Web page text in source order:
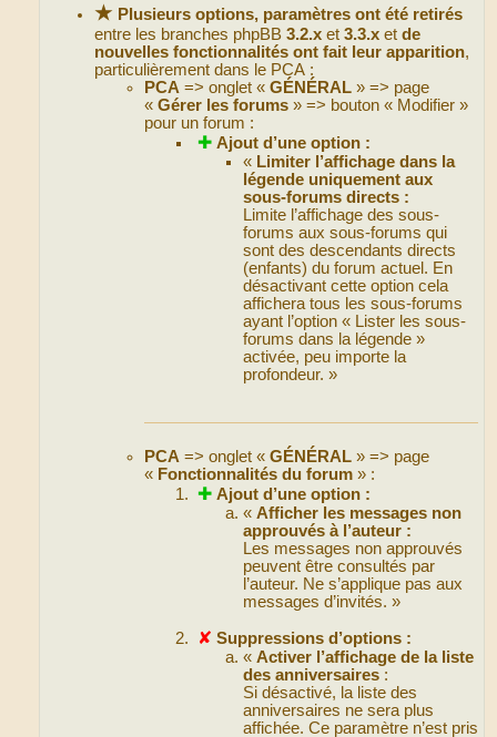
★ Plusieurs options, paramètres ont été retirés
entre les branches phpBB3.2.x et3.3.x etde
nouvelles fonctionnalités ont fait leur apparition,
particulièrement dans le PCA :
PCA => onglet « GÉNÉRAL» => page
« Gérer les forums» => bouton « Modifier »
pour un forum :
✚Ajout d’une option :
« Limiter l’affichage dans la
légende uniquement aux
sous-forums directs :
Limite l’affichage des sous-
forums aux sous-forums qui
sont des descendants directs
(enfants) du forum actuel. En
désactivant cette option cela
affichera tous les sous-forums
ayant l’option « Lister les sous-
forums dans la légende »
activée, peu importe la
profondeur. »
PCA=> onglet « GÉNÉRAL» => page
« Fonctionnalités du forum» :
✚Ajout d’une option :
« Afficher les messages non
approuvés à l’auteur :
Les messages non approuvés
peuvent être consultés par
l’auteur. Ne s’applique pas aux
messages d’invités. »
✘ Suppressions d’options :
« Activer l’affichage de la liste
des anniversaires:
Si désactivé, la liste des
anniversaires ne sera plus
affichée. Ce paramètre n’est pris